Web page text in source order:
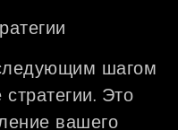
шагом
Это
вашего